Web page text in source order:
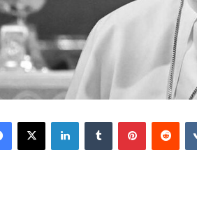
Facebook
X LinkedInTumblr Pinterest